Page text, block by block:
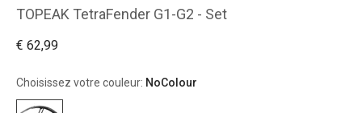
TOPEAK TetraFender G1-G2 - Set
€ 62,99
Choisissez votre couleur: NoColour